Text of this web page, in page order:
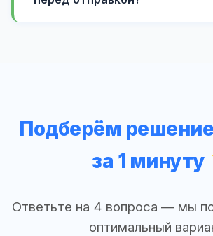
Подберём
за 1 минуту
Ответьте на 4 вопроса — мы
оптимальный